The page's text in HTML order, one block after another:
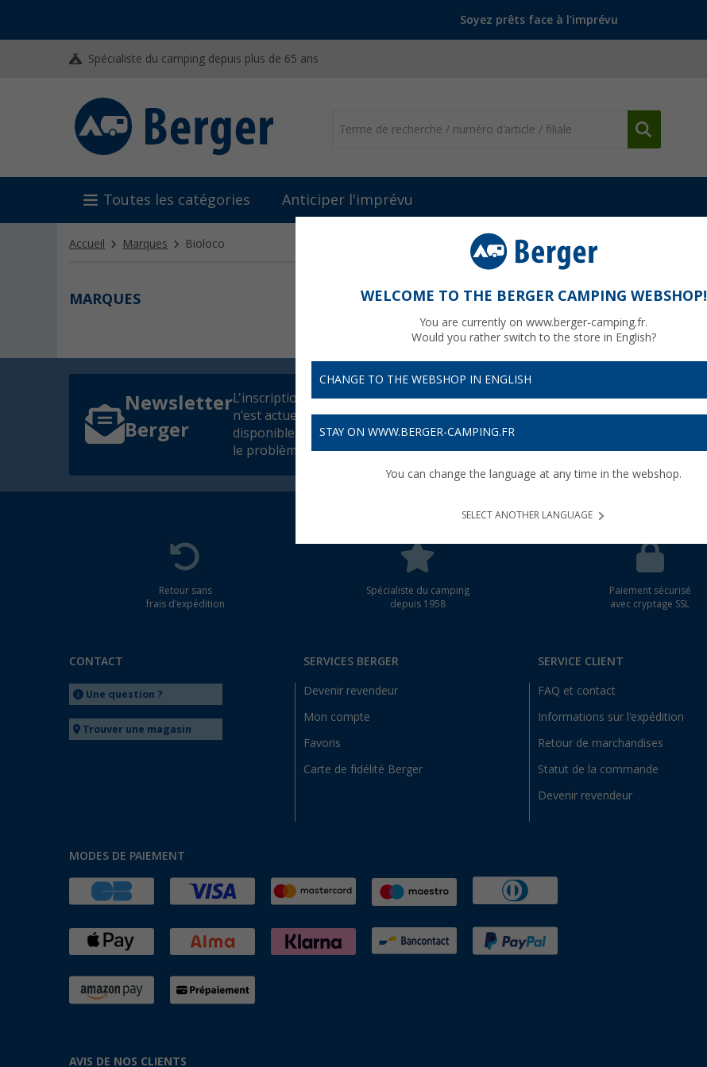
Soyez prêts face à l'imprévu
Spécialiste du camping depuis plus de 65 ans
Toutes les catégories Anticiper l'imprévu
Accueil Marques Bioloco
MARQUES BIOLOCO
Newsletter
Berger
L'inscription à la newsletter
n'est actuellement pas
disponible. Nous corrigerons
le problème dès que possible.
Retour sans
frais d'expédition
Spécialiste du camping
depuis 1958
Paiement sécurisé
avec cryptage SSL
CONTACT
Une question ?
Trouver une magasin
SERVICES BERGER
Devenir revendeur
Mon compte
Favoris
Carte de fidélité Berger
SERVICE CLIENT
FAQ et contact
Informations sur l'expédition
Retour de marchandises
Statut de la commande
Devenir revendeur
MODES DE PAIEMENT
AVIS DE NOS CLIENTS
WELCOME TO THE BERGER CAMPING WEBSHOP!
You are currently on www.berger-camping.fr.
Would you rather switch to the store in English?
CHANGE TO THE WEBSHOP IN ENGLISH
STAY ON WWW.BERGER-CAMPING.FR
You can change the language at any time in the webshop.
SELECT ANOTHER LANGUAGE